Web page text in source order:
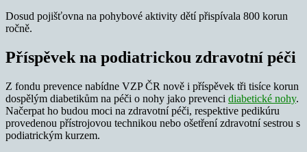
Dosud pojišťovna na pohybové aktivity dětí přispívala 800 korun
ročně.
Příspěvek na podiatrickou zdravotní péči
Z fondu prevence nabídne VZP ČR nově i příspěvek tři tisíce korun
dospělým diabetikům na péči o nohy jako prevenci diabetické nohy.
Načerpat ho budou moci na zdravotní péči, respektive pedikúru
provedenou přístrojovou technikou nebo ošetření zdravotní sestrou s
podiatrickým kurzem.